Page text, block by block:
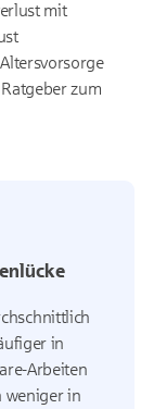
mit
zum
in
Arbeiten
weniger in